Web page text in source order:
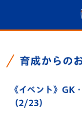
育成からの
《イベント》
（2/23）